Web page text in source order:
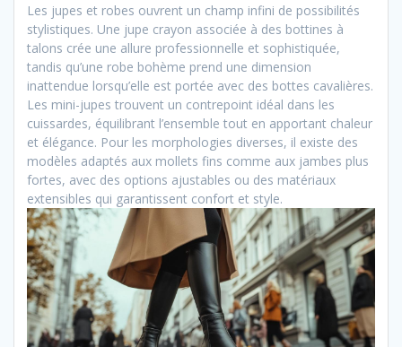
Les jupes et robes ouvrent un champ infini de possibilités
stylistiques. Une jupe crayon associée à des bottines à
talons crée une allure professionnelle et sophistiquée,
tandis qu’une robe bohème prend une dimension
inattendue lorsqu’elle est portée avec des bottes cavalières.
Les mini-jupes trouvent un contrepoint idéal dans les
cuissardes, équilibrant l’ensemble tout en apportant chaleur
et élégance. Pour les morphologies diverses, il existe des
modèles adaptés aux mollets fins comme aux jambes plus
fortes, avec des options ajustables ou des matériaux
extensibles qui garantissent confort et style.